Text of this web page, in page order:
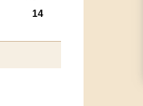
14 260